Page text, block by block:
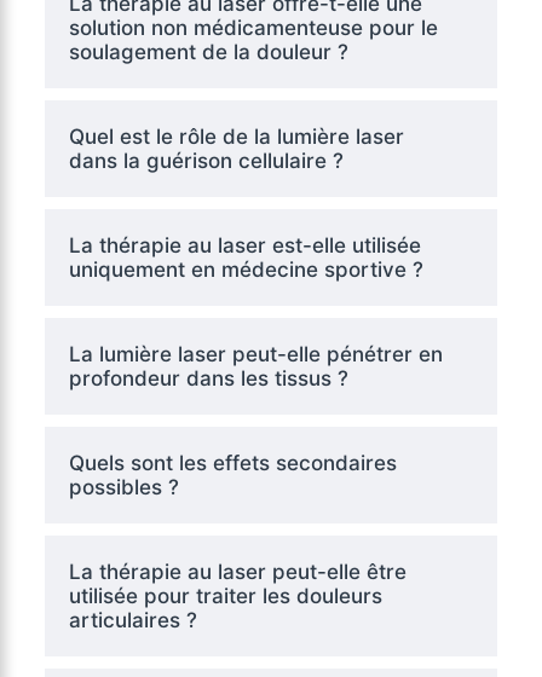
solution non médicamenteuse pour le
soulagement de la douleur ?
Quel est le rôle de la lumière laser
dans la guérison cellulaire ?
La thérapie au laser est-elle utilisée
uniquement en médecine sportive ?
La lumière laser peut-elle pénétrer en
profondeur dans les tissus ?
Quels sont les effets secondaires
possibles ?
La thérapie au laser peut-elle être
utilisée pour traiter les douleurs
articulaires ?